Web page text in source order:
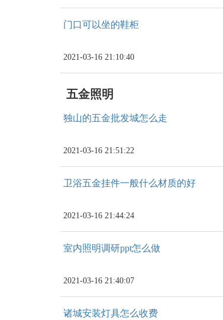
门口可以坐的鞋柜
2021-03-16 21:10:40
五金照明
独山的五金批发城怎么走
2021-03-16 21:51:22
卫浴五金挂件一般什么材质的好
2021-03-16 21:44:24
室内照明调研ppt怎么做
2021-03-16 21:40:07
诸城安装灯具怎么收费